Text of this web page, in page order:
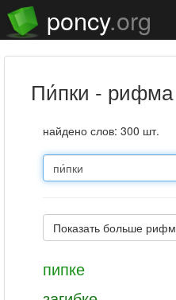
poncy.org
пи́пки - рифма
найдено слов: 300 шт.
Показать больше рифм
пипке